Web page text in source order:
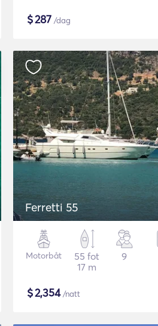
$287 /dag
Ferretti 55
Motorbåt
55 fot
17 m
9
$2,354/natt